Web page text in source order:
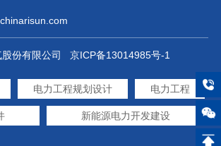
份有限公司 京ICP备13014985号-1
电力工程规划设计 电力工程
新能源电力开发建设